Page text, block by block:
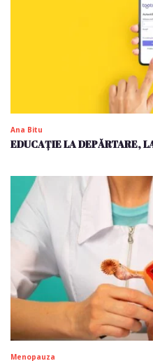
Ana Bitu
EDUCAȚIE LA DEPĂRTARE,
Menopauza